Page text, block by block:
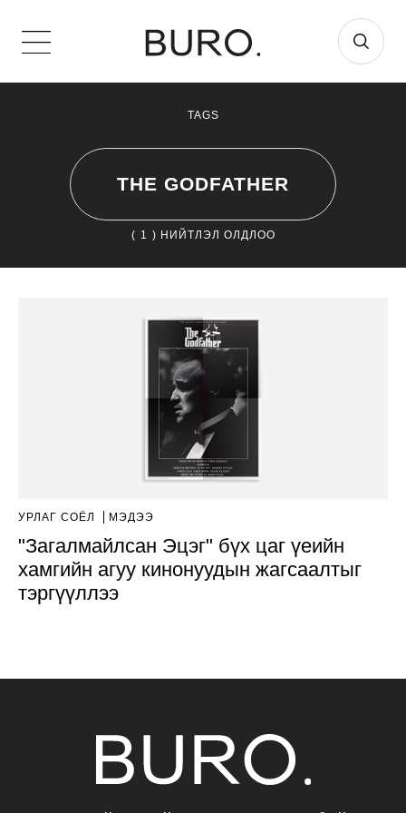
TAGS
THE GODFATHER
( 1 ) НИЙТЛЭЛ ОЛДЛОО
УРЛАГ СОЁЛ МЭДЭЭ
"Загалмайлсан Эцэг" бүх цаг үеийн
хамгийн агуу кинонуудын жагсаалтыг
тэргүүллээ